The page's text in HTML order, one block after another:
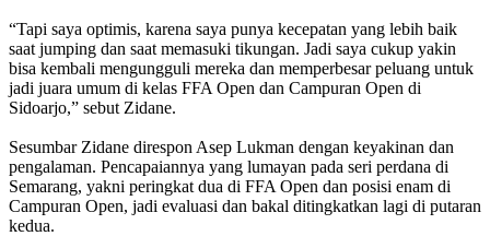
“Tapi saya optimis, karena saya punya kecepatan yang lebih baik
saat jumping dan saat memasuki tikungan. Jadi saya cukup yakin
bisa kembali mengungguli mereka dan memperbesar peluang untuk
jadi juara umum di kelas FFA Open dan Campuran Open di
Sidoarjo,” sebut Zidane.
Sesumbar Zidane direspon Asep Lukman dengan keyakinan dan
pengalaman. Pencapaiannya yang lumayan pada seri perdana di
Semarang, yakni peringkat dua di FFA Open dan posisi enam di
Campuran Open, jadi evaluasi dan bakal ditingkatkan lagi di putaran
kedua.